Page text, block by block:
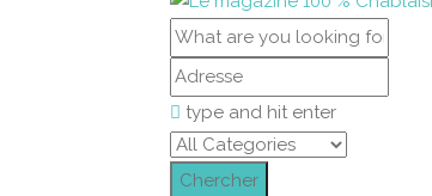
type and hit enter
Chercher